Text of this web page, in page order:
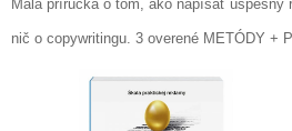
Malá príručka o tom, ako napísať
nič o copywritingu. 3 overené METÓDY +